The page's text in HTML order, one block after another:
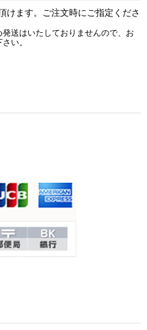
けます。ご注文時にご指定くださ
送はいたしておりませんので、お
い。